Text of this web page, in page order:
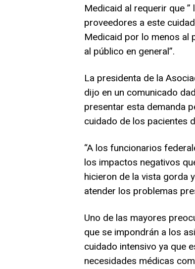
Medicaid al requerir que
proveedores a este
Medicaid por lo menos al
al público en general”.
La presidenta de la
dijo en un comunicado
presentar esta demanda
cuidado de los pacientes
“A los funcionarios
los impactos negativos
hicieron de la vista gorda
atender los problemas
Uno de las mayores
que se impondrán a los
cuidado intensivo ya que
necesidades médicas